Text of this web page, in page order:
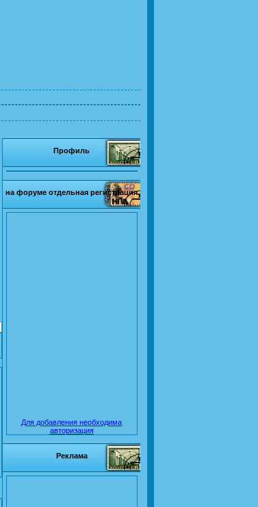
Профиль
на форуме отдельная регистрация
Для добавления необходима
авторизация
Реклама